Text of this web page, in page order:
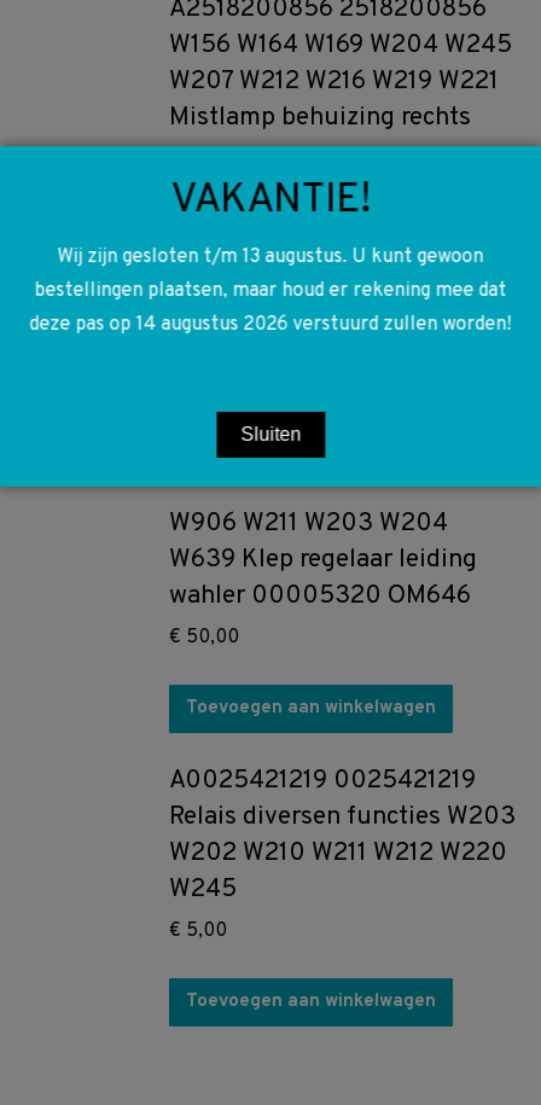
A2518200856 2518200856
W156 W164 W169 W204 W245
W207 W212 W216 W219 W221
Mistlamp behuizing rechts
A2045400440 2045400440
W204 W207 Houder hulp accu
W906 W211 W203 W204
W639 Klep regelaar leiding
wahler 00005320 OM646
€ 50,00
Toevoegen aan winkelwagen
A0025421219 0025421219
Relais diversen functies W203
W202 W210 W211 W212 W220
W245
€ 5,00
Toevoegen aan winkelwagen
VAKANTIE!
Wij zijn gesloten t/m 13 augustus. U kunt gewoon
bestellingen plaatsen, maar houd er rekening mee dat
deze pas op 14 augustus 2026 verstuurd zullen worden!
Sluiten